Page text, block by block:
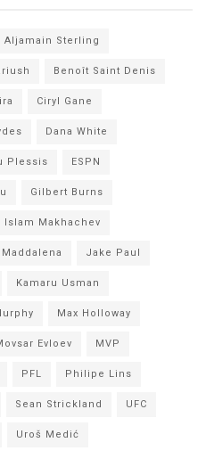
Aljamain Sterling
Benoît Saint Denis
Ciryl Gane
Dana White
Plessis ESPN
Gilbert Burns
Islam Makhachev
Jake Paul
Kamaru Usman
Max Holloway
Evloev MVP
PFL Philipe Lins
Sean Strickland UFC
Uroš Medić